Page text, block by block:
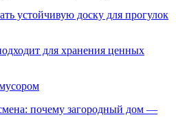
устойчивую доску для прогулок
для хранения ценных
почему загородный дом —